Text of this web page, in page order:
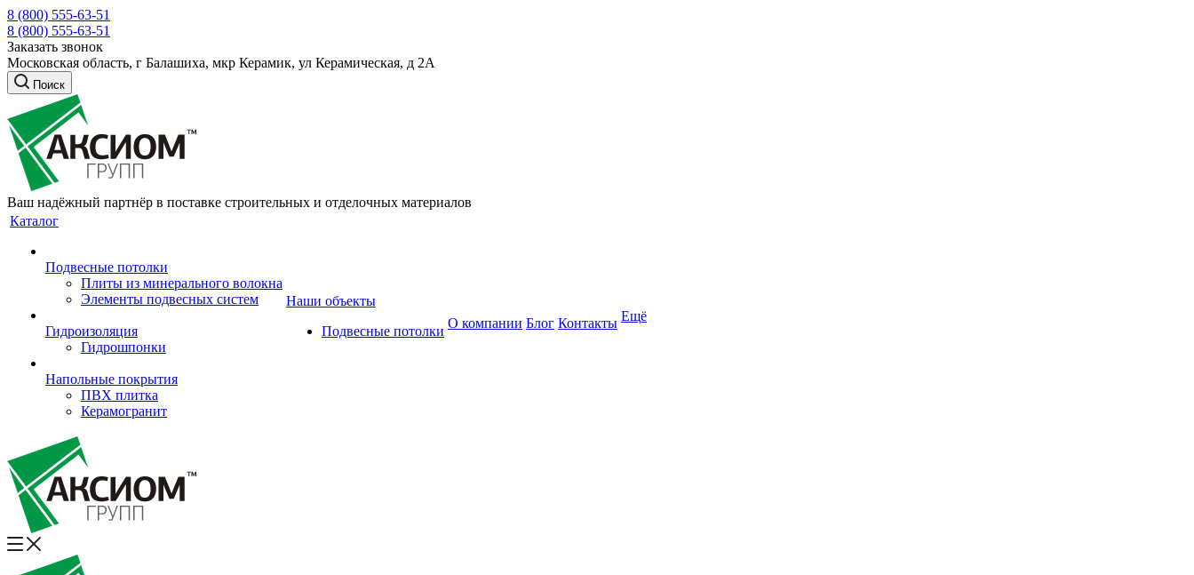
8 (800) 555-63-51
8 (800) 555-63-51
Заказать звонок
Московская область, г Балашиха, мкр Керамик, ул Керамическая, д 2А
Поиск
Ваш надёжный партнёр в поставке строительных и отделочных материалов
Каталог
Подвесные потолки
Плиты из минерального волокна
Элементы подвесных систем
Гидроизоляция
Гидрошпонки
Напольные покрытия
ПВХ плитка
Керамогранит
Наши объекты
Подвесные потолки
О компании Блог Контакты Ещё